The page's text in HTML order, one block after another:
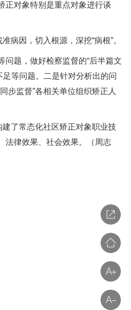
对象特别是重点对象进行谈
因，切入根源，深挖“病根”。
题，做好检察监督的“后半篇文
等问题。二是针对分析出的问
步监督”各相关单位组织矫正人
了常态化社区矫正对象职业技
法律效果、社会效果。（周志